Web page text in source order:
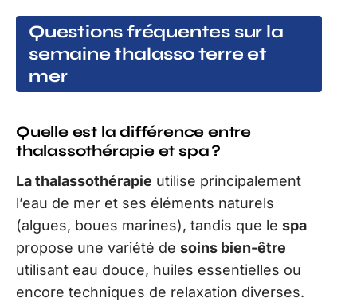
Questions fréquentes sur la
semaine thalasso terre et
mer
Quelle est la différence entre
thalassothérapie et spa ?
La thalassothérapie utilise principalement
l’eau de mer et ses éléments naturels
(algues, boues marines), tandis que le spa
propose une variété de soins bien-être
utilisant eau douce, huiles essentielles ou
encore techniques de relaxation diverses.